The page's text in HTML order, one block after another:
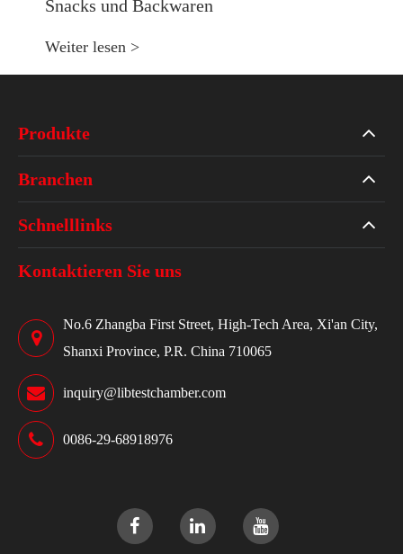
Snacks und Backwaren
Weiter lesen >
Produkte
Branchen
Schnelllinks
Kontaktieren Sie uns
No.6 Zhangba First Street, High-Tech Area, Xi'an City,
Shanxi Province, P.R. China 710065
inquiry@libtestchamber.com
0086-29-68918976